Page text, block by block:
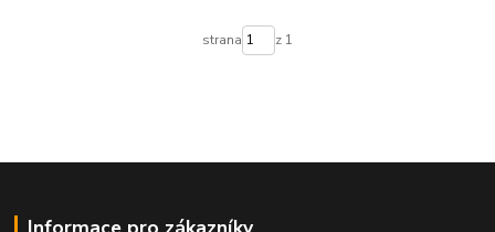
strana z 1